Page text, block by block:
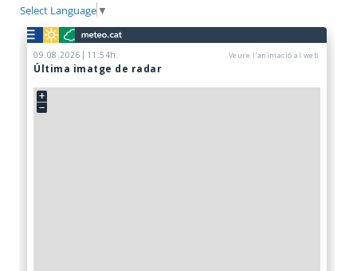
Select Language ▼